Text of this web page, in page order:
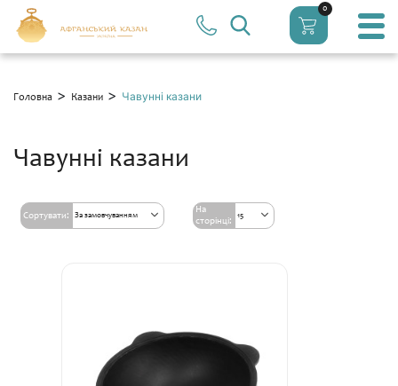
0
Головна > Казани > Чавунні казани
Чавунні казани
Сортувати: За замовчуванням
На
сторінці:
15